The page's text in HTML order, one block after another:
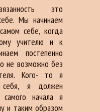
это
Мы начинаем
себе, когда
учителю и к
постепенно
не возможно без
Кого- то я
я должен
начала я
и таким образом